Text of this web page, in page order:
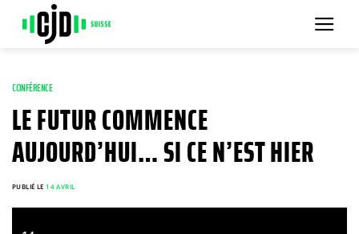
contenu
CONFÉRENCE
LE FUTUR COMMENCE
AUJOURD’HUI… SI CE N’EST HIER
PUBLIÉ LE14 AVRIL